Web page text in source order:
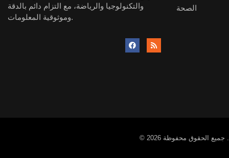
والتكنولوجيا والرياضة، مع التزام دائم بالدقة
وموثوقية المعلومات.
الصحة